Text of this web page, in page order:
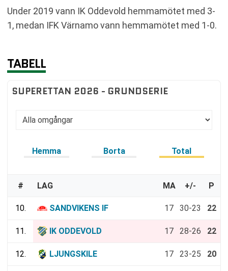
Under 2019 vann IK Oddevold hemmamötet med 3-
1, medan IFK Värnamo vann hemmamötet med 1-0.
TABELL
SUPERETTAN 2026 - GRUNDSERIE
Hemma Borta Total
# LAG MA +/- P
10. SANDVIKENS IF 17 30-23 22
11. IK ODDEVOLD 17 28-26 22
12. LJUNGSKILE 17 23-25 20